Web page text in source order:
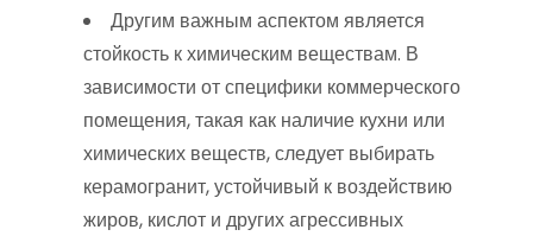
Другим важным аспектом является
стойкость к химическим веществам. В
зависимости от специфики коммерческого
помещения, такая как наличие кухни или
химических веществ, следует выбирать
керамогранит, устойчивый к воздействию
жиров, кислот и других агрессивных